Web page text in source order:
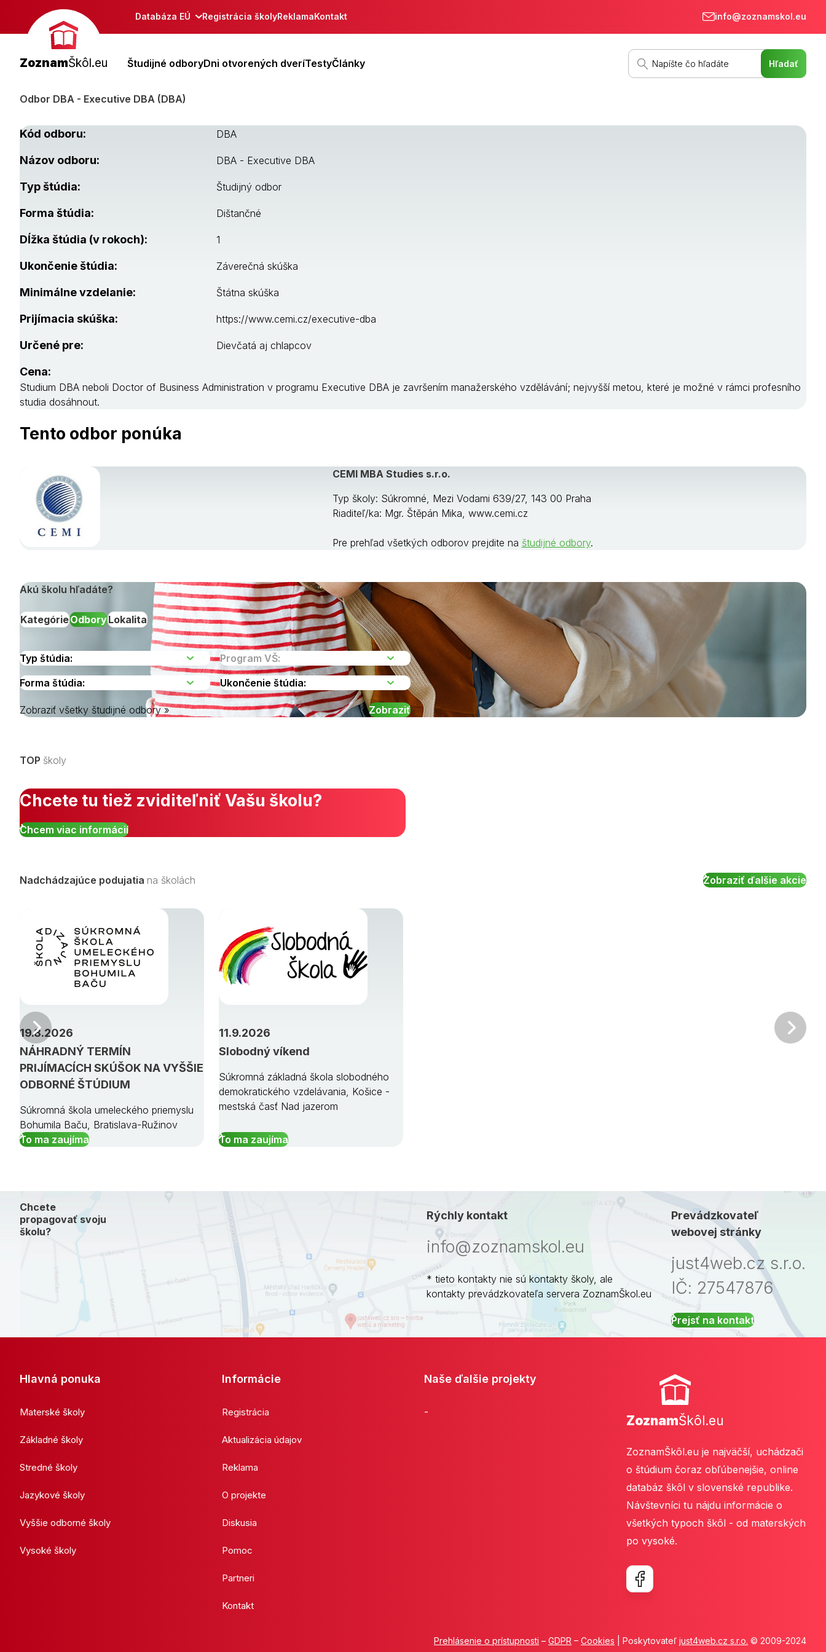
Databáza EÚ Registrácia školyReklamaKontakt info@zoznamskol.eu
ZoznamŠkôl.eu Študijné odboryDni otvorených dveríTestyČlánky
Odbor DBA - Executive DBA (DBA)
Kód odboru: DBA
Názov odboru: DBA - Executive DBA
Typ štúdia: Študijný odbor
Forma štúdia: Dištančné
Dĺžka štúdia (v rokoch): 1
Ukončenie štúdia: Záverečná skúška
Minimálne vzdelanie: Štátna skúška
Prijímacia skúška: https://www.cemi.cz/executive-dba
Určené pre: Dievčatá aj chlapcov
Cena:
Studium DBA neboli Doctor of Business Administration v programu Executive DBA je završením manažerského vzdělávání; nejvyšší metou, které je možné v rámci profesního
studia dosáhnout.
Tento odbor ponúka
CEMI MBA Studies s.r.o.
Typ školy: Súkromné, Mezi Vodami 639/27, 143 00 Praha
Riaditeľ/ka: Mgr. Štěpán Mika, www.cemi.cz
Pre prehľad všetkých odborov prejdite na študijné odbory.
Akú školu hľadáte?
KategórieOdboryLokalita
Zobraziť všetky študijné odbory »
TOP školy
Chcete tu tiež zviditeľniť Vašu školu?
Chcem viac informácií
Nadchádzajúce podujatia na školách Zobraziť ďalšie akcie
NÁHRADNÝ TERMÍN
PRIJÍMACÍCH SKÚŠOK NA VYŠŠIE
ODBORNÉ ŠTÚDIUM
19.8.2026
Súkromná škola umeleckého priemyslu
Bohumila Baču, Bratislava-Ružinov
To ma zaujíma
Slobodný víkend
11.9.2026
Súkromná základná škola slobodného
demokratického vzdelávania, Košice -
mestská časť Nad jazerom
To ma zaujíma
Predchádzajúci
Chcete
propagovať svoju
školu?
Rýchly kontakt
info@zoznamskol.eu
* tieto kontakty nie sú kontakty školy, ale
kontakty prevádzkovateľa servera ZoznamŠkol.eu
Prevádzkovateľ
webovej stránky
just4web.cz s.r.o.
IČ: 27547876
Prejsť na kontakt
Hlavná ponuka
Materské školy
Základné školy
Stredné školy
Jazykové školy
Vyššie odborné školy
Vysoké školy
Informácie
Registrácia
Aktualizácia údajov
Reklama
O projekte
Diskusia
Pomoc
Partneri
Kontakt
Naše ďalšie projekty
-
ZoznamŠkôl.eu
ZoznamŠkôl.eu je najväčší, uchádzači
o štúdium čoraz obľúbenejšie, online
databáz škôl v slovenské republike.
Návštevníci tu nájdu informácie o
všetkých typoch škôl - od materských
po vysoké.
Prehlásenie o prístupnosti – GDPR – Cookies | Poskytovateľ just4web.cz s.r.o. © 2009-2024